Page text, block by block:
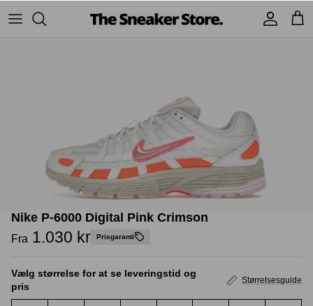
Jordans
Andre brands
BAPE - A Bathing Ape
TSS Collection
Accessories Sneaker boks
Nike P-6000 Digital Pink Crimson
Fra 1.030 kr Prisgaranti
Vælg størrelse for at se leveringstid og
pris
Størrelsesguide